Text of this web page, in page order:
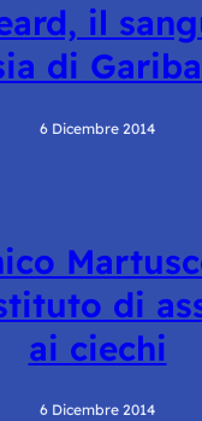
il
di
6 Dicembre 2014
di
ai ciechi
6 Dicembre 2014